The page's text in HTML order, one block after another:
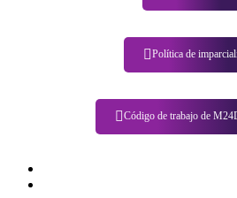
Política de
Código de trabajo de